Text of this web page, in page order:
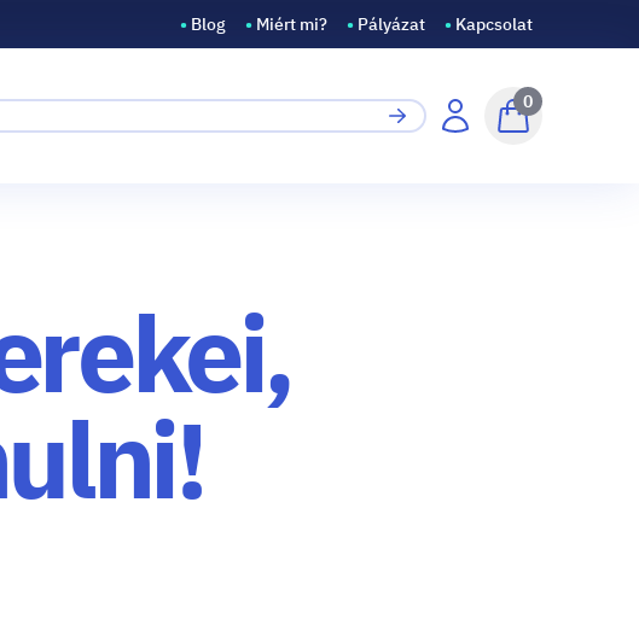
• Blog • Miért mi? • Pályázat • Kapcsolat
0